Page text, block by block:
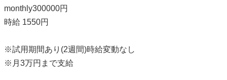
monthly300000円
時給 1550円
※試用期間あり(2週間)時給変動なし
※月3万円まで支給